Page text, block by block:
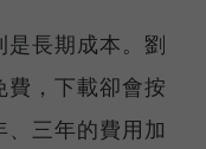
長期成本。劉
，下載卻會按
三年的費用加